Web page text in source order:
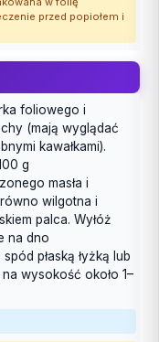
przed popiołem i
foliowego i
(mają wyglądać
kawałkami).
g
masła i
wilgotna i
palca. Wyłóż
na dno
płaską łyżką lub
wysokość około 1–